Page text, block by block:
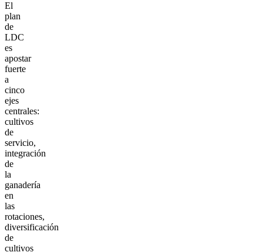
El
plan
de
LDC
es
apostar
fuerte
a
cinco
ejes
centrales:
cultivos
de
servicio,
integración
de
la
ganadería
en
las
rotaciones,
diversificación
de
cultivos